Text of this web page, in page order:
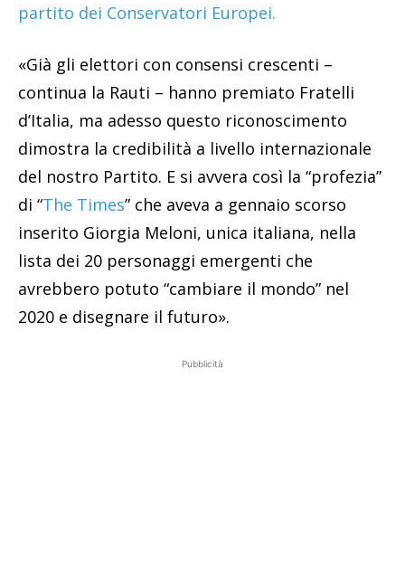
partito dei Conservatori Europei.
«Già gli elettori con consensi crescenti –
continua la Rauti – hanno premiato Fratelli
d’Italia, ma adesso questo riconoscimento
dimostra la credibilità a livello internazionale
del nostro Partito. E si avvera così la “profezia”
di “The Times” che aveva a gennaio scorso
inserito Giorgia Meloni, unica italiana, nella
lista dei 20 personaggi emergenti che
avrebbero potuto “cambiare il mondo” nel
2020 e disegnare il futuro».
Pubblicità